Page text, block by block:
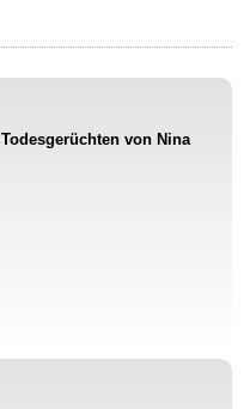
von Nina